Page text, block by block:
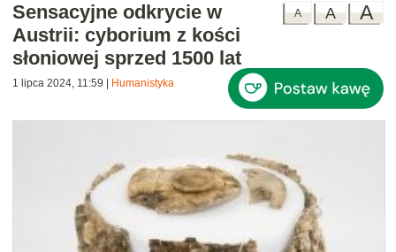
A
A
A
Sensacyjne odkrycie w
Austrii: cyborium z kości
słoniowej sprzed 1500 lat
1 lipca 2024, 11:59 Humanistyka